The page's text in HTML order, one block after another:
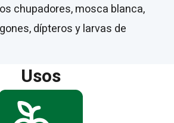
chupadores, mosca blanca,
dípteros y larvas de
Usos